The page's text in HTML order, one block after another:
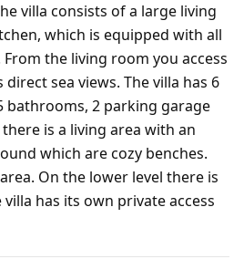
villa consists of a large living
which is equipped with all
the living room you access
sea views. The villa has 6
bathrooms, 2 parking garage
is a living area with an
which are cozy benches.
On the lower level there is
has its own private access